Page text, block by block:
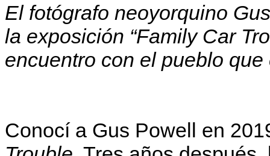
El fotógrafo neoyorquino
la exposición “Family Car
encuentro con el pueblo
Conocí a Gus Powell en